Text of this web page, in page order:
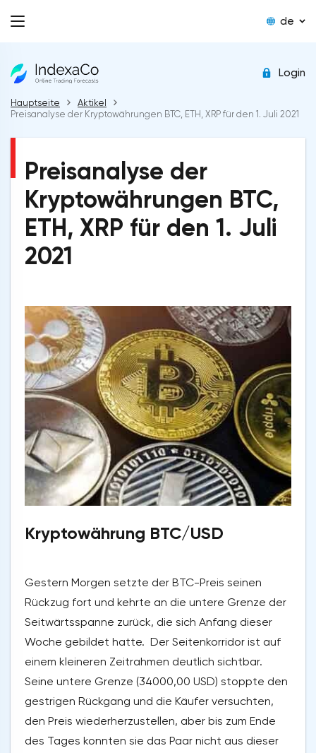
de
Login
Hauptseite
Aktikel
Preisanalyse der Kryptowährungen BTC, ETH, XRP für den 1. Juli 2021
Preisanalyse der
Kryptowährungen BTC,
ETH, XRP für den 1. Juli
2021
Kryptowährung BTC/USD
Gestern Morgen setzte der BTC-Preis seinen
Rückzug fort und kehrte an die untere Grenze der
Seitwärtsspanne zurück, die sich Anfang dieser
Woche gebildet hatte. Der Seitenkorridor ist auf
einem kleineren Zeitrahmen deutlich sichtbar.
Seine untere Grenze (34000,00 USD) stoppte den
gestrigen Rückgang und die Käufer versuchten,
den Preis wiederherzustellen, aber bis zum Ende
des Tages konnten sie das Paar nicht aus dieser